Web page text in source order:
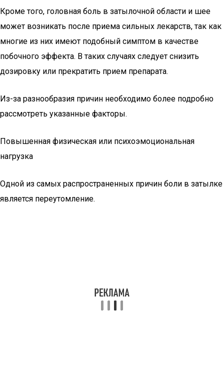
Кроме того, головная боль в затылочной области и шее
может возникать после приема сильных лекарств, так как
многие из них имеют подобный симптом в качестве
побочного эффекта. В таких случаях следует снизить
дозировку или прекратить прием препарата.
Из-за разнообразия причин необходимо более подробно
рассмотреть указанные факторы.
Повышенная физическая или психоэмоциональная
нагрузка
Одной из самых распространенных причин боли в затылке
является переутомление.